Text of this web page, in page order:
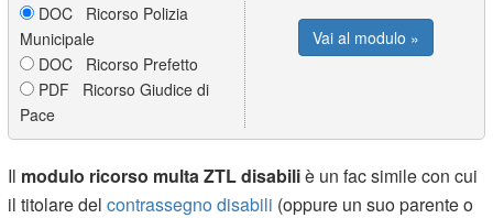
DOC Ricorso Polizia
Municipale
DOC Ricorso Prefetto
PDF Ricorso Giudice di
Pace
Vai al modulo »
Il modulo ricorso multa ZTL disabiliè un fac simile con cui
il titolare delcontrassegno disabili (oppure un suo parente o